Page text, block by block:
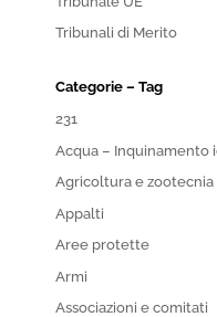
Tribunali di Merito
Categorie – Tag
231
Acqua – Inquinamento
Agricoltura e zootecnia
Appalti
Aree protette
Armi
Associazioni e comitati